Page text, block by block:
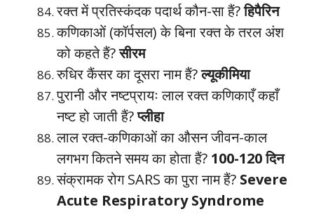
रक्त में प्रतिस्कंदक पदार्थ कौन-सा हैं?हिपैरिन
कणिकाओं (कॉर्पसल) के बिना रक्त के तरल अंश
को कहते हैं?सीरम
रुधिर कैंसर का दूसरा नाम हैं?ल्यूकीमिया
पुरानी और नष्टप्रायः लाल रक्त कणिकाएँ कहाँ
नष्ट हो जाती हैं?प्लीहा
लाल रक्त-कणिकाओं का औसन जीवन-काल
लगभग कितने समय का होता हैं? 100-120 दिन
संक्रामक रोग SARS का पुरा नाम हैं? Severe
Acute Respiratory Syndrome